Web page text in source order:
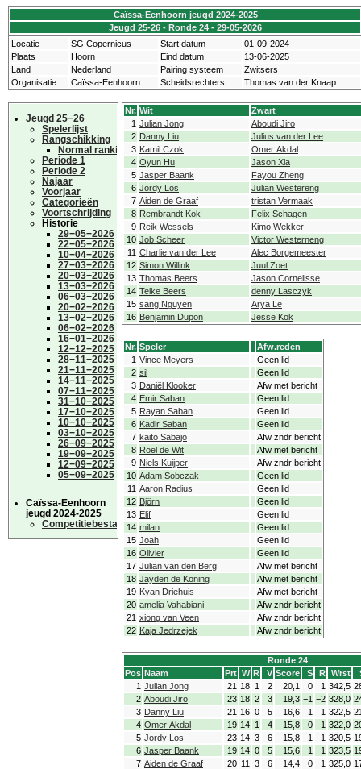
Caïssa-Eenhoorn jeugd 2024-2025
Jeugd 25-26 - Ronde 24 - 29-05-2026
Locatie
SG Copernicus Start datum
01-09-2024
Plaats
Hoorn Eind datum
13-06-2025
Land
Nederland Pairing systeem
Zwitsers
Organisatie
Caïssa-Eenhoorn Scheidsrechters Thomas van der Knaap
Jeugd 25−26
Spelerlijst
Rangschikking
Normal ranking
Periode 1
Periode 2
Najaar
Voorjaar
Categorieën
Voortschrijding
Historie
29−05−2026
22−05−2026
10−04−2026
27−03−2026
20−03−2026
13−03−2026
06−03−2026
20−02−2026
13−02−2026
06−02−2026
16−01−2026
12−12−2025
28−11−2025
21−11−2025
14−11−2025
07−11−2025
31−10−2025
17−10−2025
10−10−2025
03−10−2025
26−09−2025
19−09−2025
12−09−2025
05−09−2025
Caïssa-Eenhoorn
jeugd 2024-2025
Competitiebestand
Nr. Wit
Zwart
1 Julian Jong
Aboudi Jiro
2 Danny Liu
Julius van der Lee
3 Kamil Czok
Omer Akdal
4 Oyun Hu
Jason Xia
5 Jasper Baank
Fayou Zheng
6 Jordy Los
Julian Westereng
7 Aiden de Graaf
tristan Vermaak
8 Rembrandt Kok
Felix Schagen
9 Reik Wessels
Kimo Wekker
10 Job Scheer
Victor Westerneng
11 Charlie van der Lee
Alec Borgemeester
12 Simon Willink
Juul Zoet
13 Thomas Beers
Jason Cornelisse
14 Teike Beers
denny Lasczyk
15 sang Nguyen
Arya Le
16 Benjamin Dupon Jesse Kok
Nr. Speler
Afw.reden
1 Vince Meyers
Geen lid
2 sil
Geen lid
3 Daniël Klooker
Afw met bericht
4 Emir Saban
Geen lid
5 Rayan Saban
Geen lid
6 Kadir Saban
Geen lid
7 kaito Sabajo
Afw zndr bericht
8 Roel de Wit
Afw met bericht
9 Niels Kuijper
Afw zndr bericht
10 Adam Sobczak
Geen lid
11 Aaron Radius
Geen lid
12 Björn
Geen lid
13 Elif
Geen lid
14 milan
Geen lid
15 Joah
Geen lid
16 Olivier
Geen lid
17 Julian van den Berg
Afw met bericht
18 Jayden de Koning
Afw met bericht
19 Kyan Driehuis
Afw met bericht
20 amelia Vahabiani
Afw zndr bericht
21 xiong van Veen
Afw zndr bericht
22 Kaja Jedrzejek Afw zndr bericht
Ronde 24
Pos Naam Prt W R V Score S R Wrst
1 Julian Jong 21 18 1 2 20,1 0 1 342,5
2 Aboudi Jiro 23 18 2 3 19,3 −1 −2 328,0
3 Danny Liu 21 16 0 5 16,6 1 1 322,5
4 Omer Akdal 19 14 1 4 15,8 0 −1 322,0
5 Jordy Los 23 14 3 6 15,8 −1 1 320,5
6 Jasper Baank 19 14 0 5 15,6 1 1 323,5
7 Aiden de Graaf 20 11 3 6 14,4 0 1 325,0